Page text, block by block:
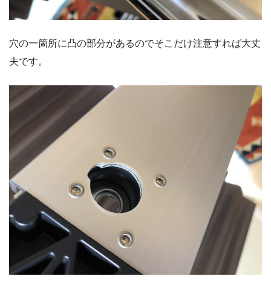
穴の一箇所に凸の部分があるのでそこだけ注意すれば大丈
夫です。